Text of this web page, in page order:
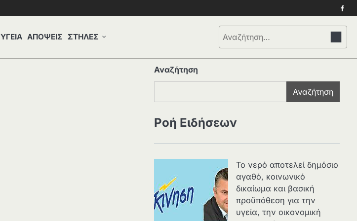
ΥΓΕΙΑ ΑΠΟΨΕΙΣ ΣΤΗΛΕΣ
Αναζήτηση
για:
Αναζήτηση
Αναζήτηση
Ροή Ειδήσεων
Το νερό αποτελεί δημόσιο
αγαθό, κοινωνικό
δικαίωμα και βασική
προϋπόθεση για την
υγεία, την οικονομική